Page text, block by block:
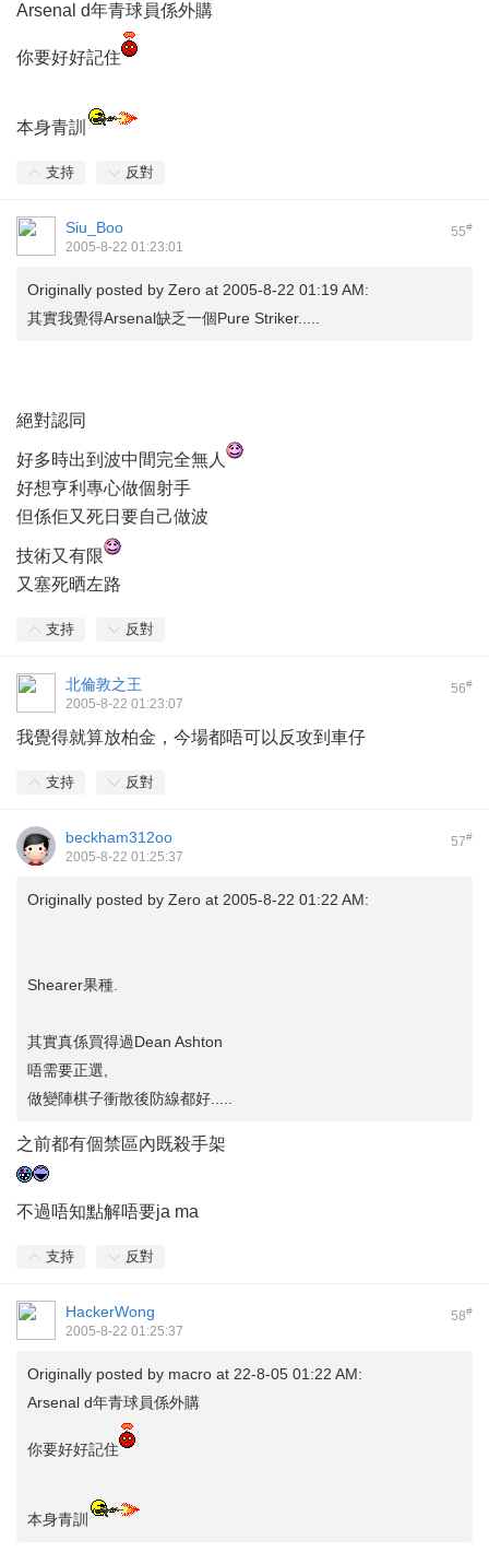
Arsenal d年青球員係外購
你要好好記住
本身青訓
支持 反對
55#
Siu_Boo
2005-8-22 01:23:01
Originally posted by Zero at 2005-8-22 01:19 AM:
其實我覺得Arsenal缺乏一個Pure Striker.....
絕對認同
好多時出到波中間完全無人
好想亨利專心做個射手
但係佢又死日要自己做波
技術又有限
又塞死晒左路
支持 反對
56#
北倫敦之王
2005-8-22 01:23:07
我覺得就算放柏金，今場都唔可以反攻到車仔
支持 反對
57#
beckham312oo
2005-8-22 01:25:37
Originally posted by Zero at 2005-8-22 01:22 AM:
Shearer果種.
其實真係買得過Dean Ashton
唔需要正選,
做變陣棋子衝散後防線都好.....
之前都有個禁區內既殺手架
不過唔知點解唔要ja ma
支持 反對
58#
HackerWong
2005-8-22 01:25:37
Originally posted by macro at 22-8-05 01:22 AM:
Arsenal d年青球員係外購
你要好好記住
本身青訓